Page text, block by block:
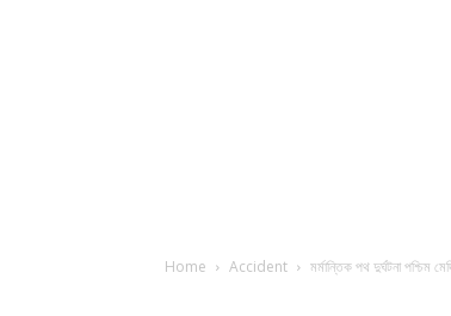
Home Accident মর্মান্তিক পথ দুর্ঘটনা পশ্চিম